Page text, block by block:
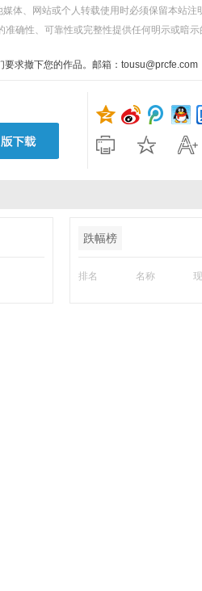
体、网站或个人转载使用时必须保留本站
确性、可靠性或完整性提供任何明示或暗示
求撤下您的作品。邮箱：tousu@prcfe.com
跌幅榜
排名 名称